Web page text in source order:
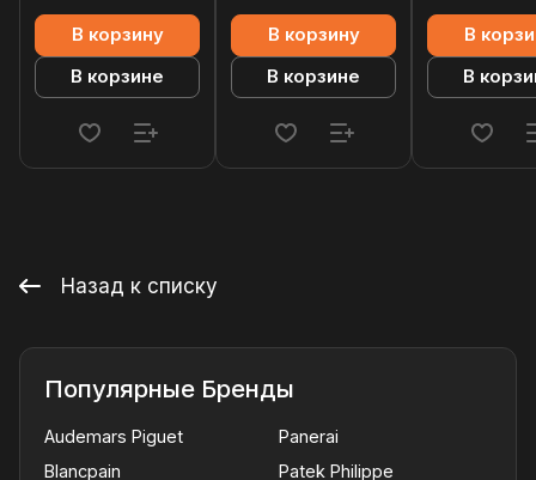
В корзину
В корзине
В корзину
В корзине
В
В
Назад к списку
Популярные Бренды
Audemars Piguet
Blancpain
Panerai
Patek Philippe